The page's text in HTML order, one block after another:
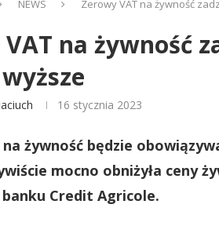
NEWS Zerowy VAT na żywność
na żywność
16 stycznia 2023
żywność będzie
mocno obniżyła ceny
Credit Agricole.